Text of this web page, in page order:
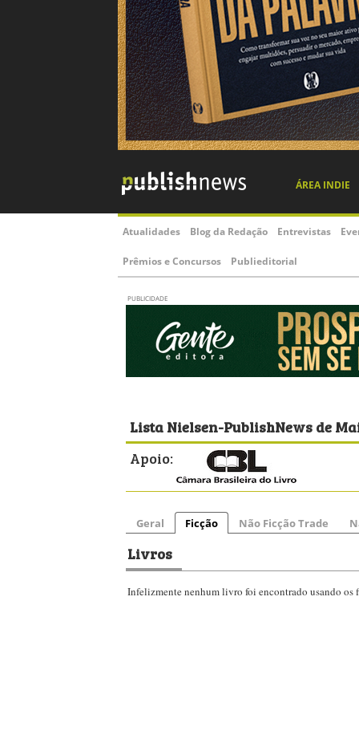
ÁREA INDIE
Atualidades Blog da Redação Entrevistas
Prêmios e Concursos Publieditorial
PUBLICIDADE
Lista Nielsen-PublishNews de
Apoio:
Geral Ficção Não Ficção Trade
Livros
Infelizmente nenhum livro foi encontrado usando os